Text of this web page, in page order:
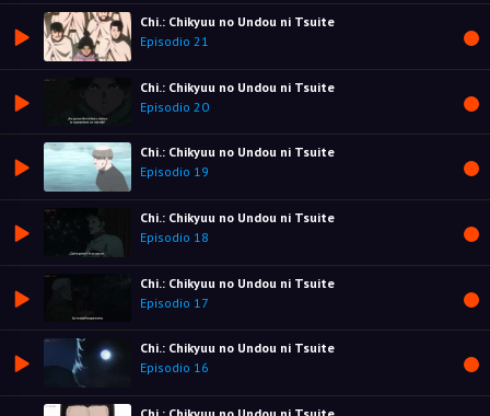
Chi.: Chikyuu no Undou ni Tsuite
Episodio 21
Chi.: Chikyuu no Undou ni Tsuite
Episodio 20
Chi.: Chikyuu no Undou ni Tsuite
Episodio 19
Chi.: Chikyuu no Undou ni Tsuite
Episodio 18
Chi.: Chikyuu no Undou ni Tsuite
Episodio 17
Chi.: Chikyuu no Undou ni Tsuite
Episodio 16